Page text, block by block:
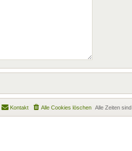
Alle Zeiten sind
Alle Cookies löschen
Kontakt